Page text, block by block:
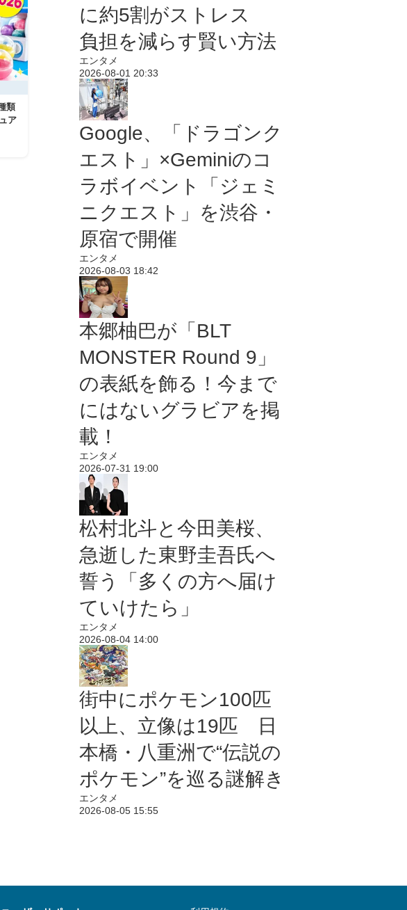
類
ア
に約5割がストレス
負担を減らす賢い方法
エンタメ
2026-08-01 20:33
Google、「ドラゴンク
エスト」×Geminiのコ
ラボイベント「ジェミ
ニクエスト」を渋谷・
原宿で開催
エンタメ
2026-08-03 18:42
本郷柚巴が「BLT
MONSTER Round 9」
の表紙を飾る！今まで
にはないグラビアを掲
載！
エンタメ
2026-07-31 19:00
松村北斗と今田美桜、
急逝した東野圭吾氏へ
誓う「多くの方へ届け
ていけたら」
エンタメ
2026-08-04 14:00
街中にポケモン100匹
以上、立像は19匹 日
本橋・八重洲で“伝説の
ポケモン”を巡る謎解き
エンタメ
2026-08-05 15:55